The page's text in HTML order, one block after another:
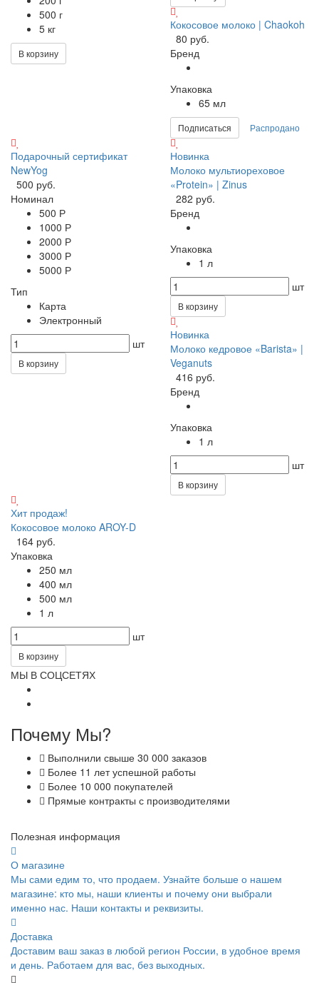
500 г
5 кг
В корзину
Кокосовое молоко | Chaokoh
80 руб.
Бренд
Упаковка
65 мл
Подписаться Распродано
Подарочный сертификат
NewYog
500 руб.
Номинал
500 Р
1000 Р
2000 Р
3000 Р
5000 Р
Тип
Карта
Электронный
шт
В корзину
Новинка
Молоко мультиореховое
«Protein» | Zinus
282 руб.
Бренд
Упаковка
1 л
шт
В корзину
Новинка
Молоко кедровое «Barista» |
Veganuts
416 руб.
Бренд
Упаковка
1 л
шт
В корзину
Хит продаж!
Кокосовое молоко AROY-D
164 руб.
Упаковка
250 мл
400 мл
500 мл
1 л
шт
В корзину
МЫ В СОЦСЕТЯХ
Почему Мы?
Выполнили свыше 30 000 заказов
Более 11 лет успешной работы
Более 10 000 покупателей
Прямые контракты с производителями
Полезная информация
О магазине
Мы сами едим то, что продаем. Узнайте больше о нашем
магазине: кто мы, наши клиенты и почему они выбрали
именно нас. Наши контакты и реквизиты.
Доставка
Доставим ваш заказ в любой регион России, в удобное время
и день. Работаем для вас, без выходных.